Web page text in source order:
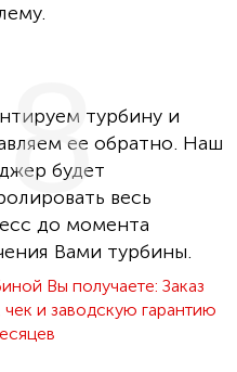
турбину и
ее обратно. Наш
будет
весь
до момента
Вами турбины.
Вы получаете: Заказ
чек и заводскую гарантию
8